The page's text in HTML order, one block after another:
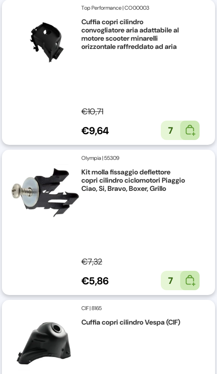
Top Performance|CO00003
Cuffia copri cilindro
convogliatore aria adattabile al
motore scooter minarelli
orizzontale raffreddato ad aria
€10,71
€9,64 7
Olympia|55309
Kit molla fissaggio deflettore
copri cilindro ciclomotori Piaggio
Ciao, Si, Bravo, Boxer, Grillo
€7,32
€5,86 7
CIF|8165
Cuffia copri cilindro Vespa (CIF)